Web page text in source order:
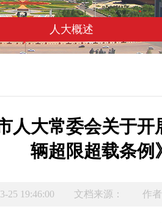
人大概述
人大常委会关于
辆超限超载条例
25 19:46:00 文档来源： 作